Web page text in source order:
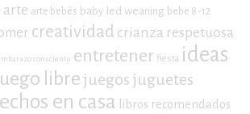
arte arte bebés baby led weaning bebe 8-12
creatividad crianza respetuosa
consciente entretener fiesta ideas
librejuegosjuguetes
en casa libros recomendados